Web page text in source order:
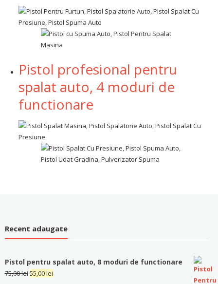
Pistol profesional pentru
spalat auto, 4 moduri de
functionare
Recent adaugate
Pistol pentru spalat auto, 8 moduri de functionare
75,00lei55,00lei